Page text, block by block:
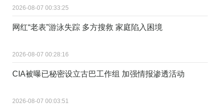
2026-08-07 00:33:25
网红“老表”游泳失踪 多方搜救 家庭陷入困境
2026-08-07 00:28:16
CIA被曝已秘密设立古巴工作组 加强情报渗透活动
2026-08-07 00:03:51